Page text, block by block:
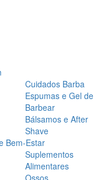
Cuidados Barba
Espumas e Gel de
Barbear
Bálsamos e After
Shave
Bem-Estar
Suplementos
Alimentares
Ossos